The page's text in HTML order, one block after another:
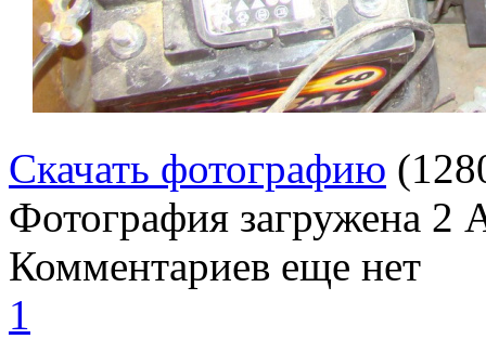
Скачать фотографию
Фотография загружена 2
Комментариев еще нет
1